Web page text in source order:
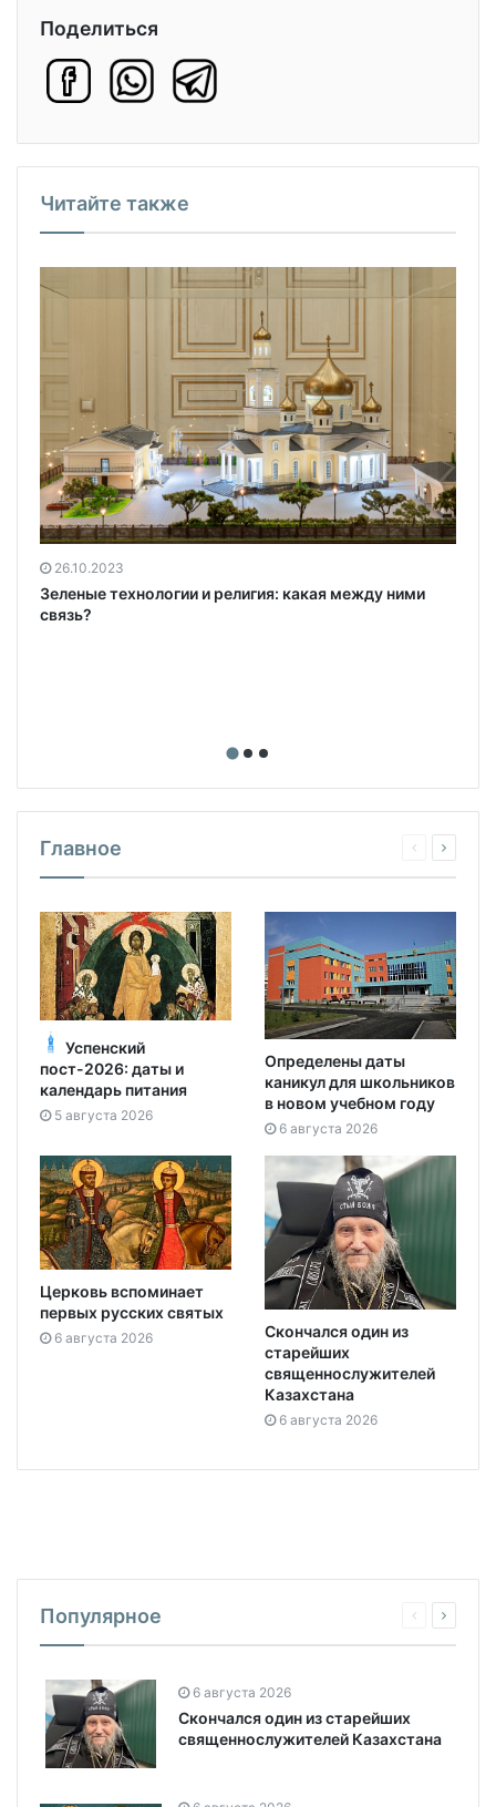
Поделиться
Читайте также
26.10.2023
Зеленые технологии и религия: какая между ними
связь?
Главное
Успенский
пост-2026: даты и
календарь питания
5 августа 2026
Определены даты
каникул для школьников
в новом учебном году
6 августа 2026
Церковь вспоминает
первых русских святых
6 августа 2026
Скончался один из
старейших
священнослужителей
Казахстана
6 августа 2026
Популярное
6 августа 2026
Скончался один из старейших
священнослужителей Казахстана